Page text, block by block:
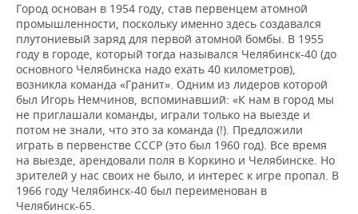
Город основан в 1954 году, став первенцем атомной
промышленности, поскольку именно здесь создавался
плутониевый заряд для первой атомной бомбы. В 1955
году в городе, который тогда назывался Челябинск-40 (до
основного Челябинска надо ехать 40 километров),
возникла команда «Гранит». Одним из лидеров которой
был Игорь Немчинов, вспоминавший: «К нам в город мы
не приглашали команды, играли только на выезде и
потом не знали, что это за команда (!). Предложили
играть в первенстве СССР (это был 1960 год). Все время
на выезде, арендовали поля в Коркино и Челябинске. Но
зрителей у нас своих не было, и интерес к игре пропал. В
1966 году Челябинск-40 был переименован в
Челябинск-65.